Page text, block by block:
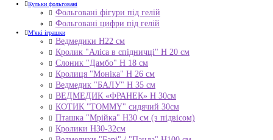
Кульки фольговані
Фольговані фігури під гелій
Фольговані цифри під гелій
М'які іграшки
Ведмедики H22 см
Кролик "Аліса в спідничці" Н 20 см
Слоник "Дамбо" Н 18 см
Кролиця "Моніка" Н 26 см
Ведмедик "БАЛУ" Н 35 см
ВЕДМЕДИК «ФРАНЕК» H 30см
КОТИК "ТОMMY" сидячий 30см
Пташка "Мрійка" Н30 см (з підвісом)
Кролики Н30-32см